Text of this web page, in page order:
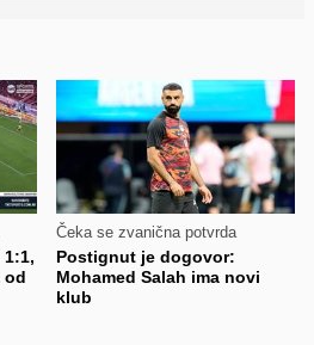
1:1,
od
Čeka se zvanična potvrda
Postignut je dogovor:
Mohamed Salah ima novi
klub